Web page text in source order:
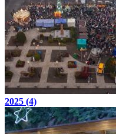
2025 (4)